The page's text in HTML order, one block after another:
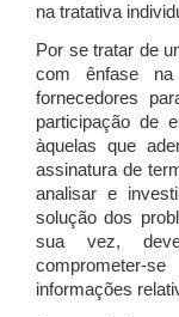
na tratativa
Por se tratar de
com ênfase na
fornecedores
participação de
àquelas que
assinatura de
analisar e
solução dos
sua vez,
comprometer-
informações